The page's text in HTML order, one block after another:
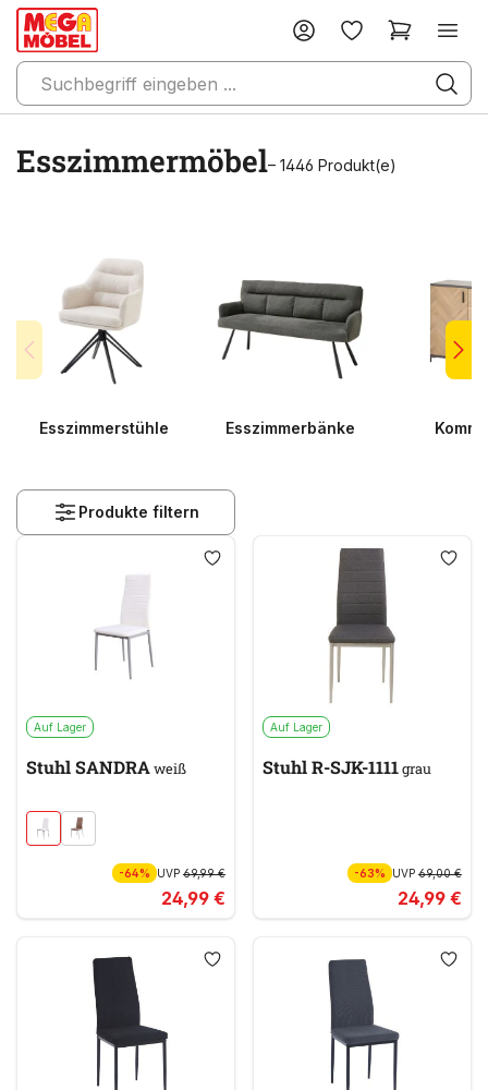
Esszimmermöbel– 1446 Produkt(e)
Esszimmerstühle Esszimmerbänke
Produkte filtern
Auf Lager
Stuhl SANDRAweiß
-64% UVP 69,99 €
24,99 €
Auf Lager
Stuhl R-SJK-1111grau
-63% UVP69,00 €
24,99 €